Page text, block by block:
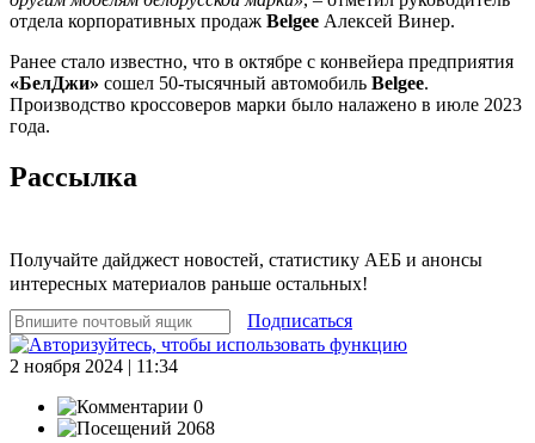
отдела корпоративных продаж Belgee Алексей Винер.
Ранее стало известно, что в октябре с конвейера предприятия
«БелДжи» сошел 50-тысячный автомобиль Belgee.
Производство кроссоверов марки было налажено в июле 2023
года.
Рассылка
Получайте дайджест новостей, статистику АЕБ и анонсы
интересных материалов раньше остальных!
Подписаться
2 ноября 2024 | 11:34
0
2068